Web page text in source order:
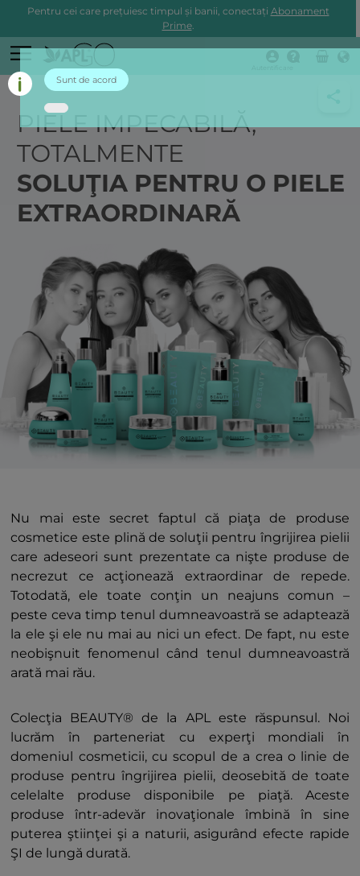
Pentru cei care prețuiesc timpul și banii, conectați Abonament
Prime.
PIELE IMPECABILĂ,
TOTALMENTE
SOLUŢIA PENTRU O PIELE
EXTRAORDINARĂ
Nu mai este secret faptul că piaţa de produse
cosmetice este plină de soluţii pentru îngrijirea pielii
care adeseori sunt prezentate ca nişte produse de
necrezut ce acţionează extraordinar de repede.
Totodată, ele toate conţin un neajuns comun –
peste ceva timp tenul dumneavoastră se adaptează
la ele şi ele nu mai au nici un efect. De fapt, nu este
neobişnuit fenomenul când tenul dumneavoastră
arată mai rău.
Colecţia BEAUTY® de la APL este răspunsul. Noi
lucrăm în parteneriat cu experţi mondiali în
domeniul cosmeticii, cu scopul de a crea o linie de
produse pentru îngrijirea pielii, deosebită de toate
celelalte produse disponibile pe piaţă. Aceste
produse într-adevăr inovaţionale îmbină în sine
puterea ştiinţei şi a naturii, asigurând efecte rapide
ŞI de lungă durată.
Sunt de acord